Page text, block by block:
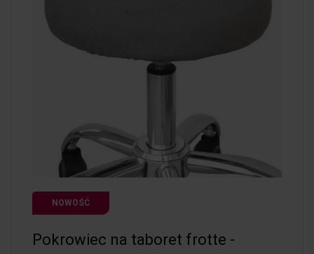
NOWOŚĆ
Pokrowiec na taboret frotte -